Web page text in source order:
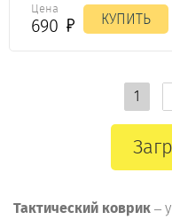
Цена
690 КУПИТЬ
1
Тактический коврик –